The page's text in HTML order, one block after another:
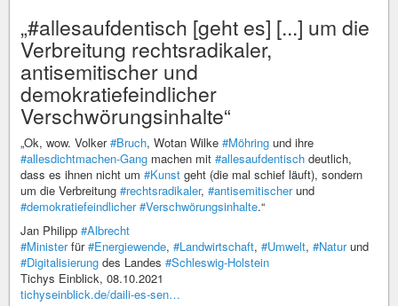
„#allesaufdentisch [geht es] [...] um die
Verbreitung rechtsradikaler,
antisemitischer und
demokratiefeindlicher
Verschwörungsinhalte“
„Ok, wow. Volker#Bruch, Wotan Wilke #Möhring und ihre
#allesdichtmachen-Gang machen mit #allesaufdentisch deutlich,
dass es ihnen nicht um #Kunst geht (die mal schief läuft), sondern
um die Verbreitung #rechtsradikaler, #antisemitischerund
#demokratiefeindlicher #Verschwörungsinhalte.“
Jan Philipp #Albrecht
#Ministerfür#Energiewende, #Landwirtschaft, #Umwelt, #Naturund
#Digitalisierung des Landes #Schleswig-Holstein
Tichys Einblick, 08.10.2021
tichyseinblick.de/daili-es-sen…